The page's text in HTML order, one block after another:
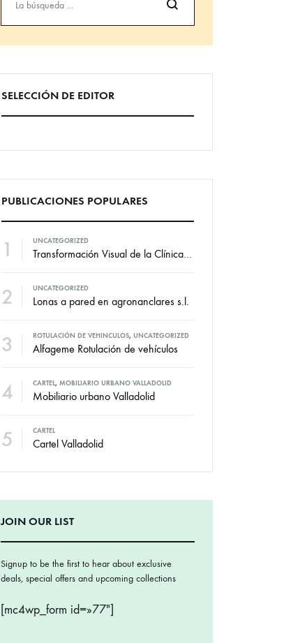
Búsqueda
SELECCIÓN DE EDITOR
PUBLICACIONES POPULARES
1 UNCATEGORIZED
Transformación Visual de la Clínica Dental Marian: Diseño de Vinilos por VallCor Publicidad
2 UNCATEGORIZED
Lonas a pared en agronanclares s.l.
3 ROTULACIÓN DE VEHINCULOS, UNCATEGORIZED
Alfageme Rotulación de vehículos
4 CARTEL, MOBILIARIO URBANO VALLADOLID
Mobiliario urbano Valladolid
5 CARTEL
Cartel Valladolid
JOIN OUR LIST
Signup to be the first to hear about exclusive
deals, special offers and upcoming collections
[mc4wp_form id=»77″]